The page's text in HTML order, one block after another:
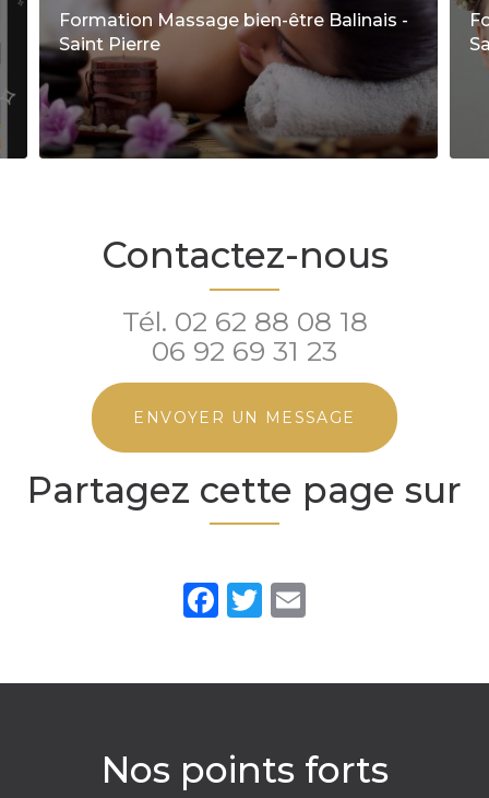
Formation Massage bien-être Balinais -
Saint Pierre
Contactez-nous
Tél. 02 62 88 08 18
06 92 69 31 23
ENVOYER UN MESSAGE
Partagez cette page sur
Facebook
Twitter
Nos points forts